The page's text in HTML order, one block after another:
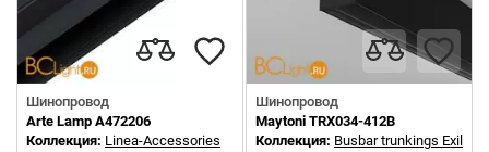
Шинопровод
Arte Lamp A472206
Коллекция: Linea-Accessories
Шинопровод
Maytoni TRX034-412B
Коллекция: Busbar trunkings Exility